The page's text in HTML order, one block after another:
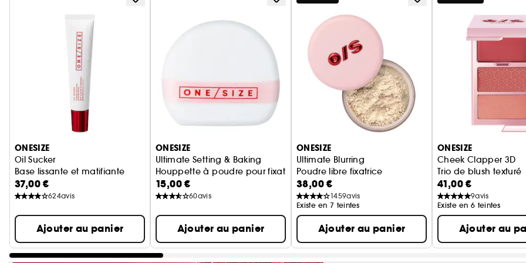
Ignorer le carrousel produits
ONESIZE
Oil Sucker
Base lissante et matifiante
37,00 €
624avis
Ajouter au panier
ONESIZE
Ultimate Setting & Baking
Houppette à poudre pour fixation et baking
15,00 €
60avis
Ajouter au panier
ONESIZE
Ultimate Blurring
Poudre libre fixatrice
38,00 €
1459avis
Existe en 7 teintes
Ajouter au panier
ONESIZE
Cheek Clapper 3D
Trio de blush texturé
41,00 €
9avis
Existe en 6 teintes
Ajouter au